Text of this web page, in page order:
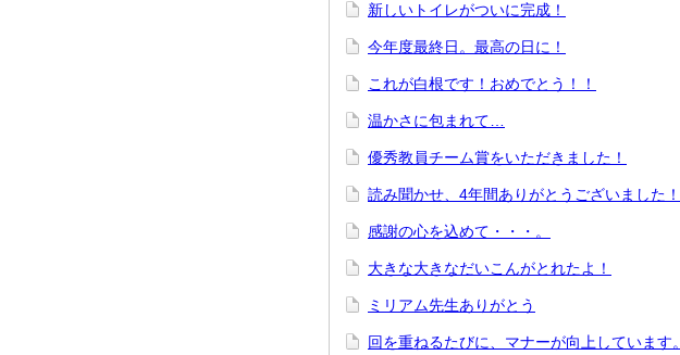
新しいトイレがついに完成！
今年度最終日。最高の日に！
これが白根です！おめでとう！！
温かさに包まれて…
優秀教員チーム賞をいただきました！
読み聞かせ、4年間ありがとうございました！
感謝の心を込めて・・・。
大きな大きなだいこんがとれたよ！
ミリアム先生ありがとう
回を重ねるたびに、マナーが向上しています。